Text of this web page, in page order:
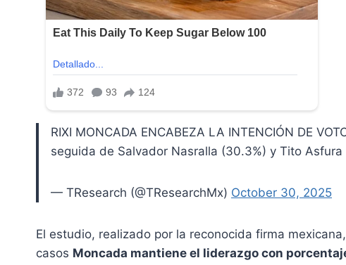
RIXI MONCADA ENCABEZA LA INTENCIÓN DE
seguida de Salvador Nasralla (30.3%) y Tito Asfura
— TResearch (@TResearchMx) October 30, 2025
El estudio, realizado por la reconocida firma
casos Moncada mantiene el liderazgo con